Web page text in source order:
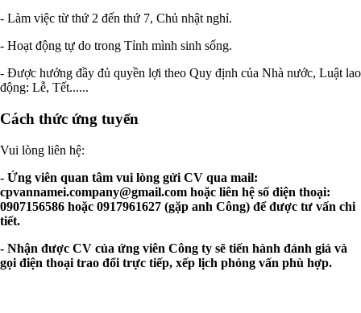
- Làm việc từ thứ 2 đến thứ 7, Chủ nhật nghỉ.
- Hoạt động tự do trong Tỉnh mình sinh sống.
- Được hưởng đầy đủ quyền lợi theo Quy định của Nhà nước, Luật lao
động: Lễ, Tết......
Cách thức ứng tuyển
Vui lòng liên hệ:
- Ứng viên quan tâm vui lòng gửi CV qua mail:
cpvannamei.company@gmail.com hoặc liên hệ số điện thoại:
0907156586 hoặc 0917961627 (gặp anh Công) để được tư vấn chi
tiết.
- Nhận được CV của ứng viên Công ty sẽ tiến hành đánh giá và
gọi điện thoại trao đổi trực tiếp, xếp lịch phỏng vấn phù hợp.